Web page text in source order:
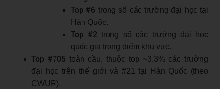
Top #6 trong số các trường đại học tại
Hàn Quốc.
Top #2 trong số các trường đại học
quốc gia trọng điểm khu vực.
Top #705 toàn cầu, thuộc top ~3.3% các trường
đại học trên thế giới và #21 tại Hàn Quốc (theo
CWUR).